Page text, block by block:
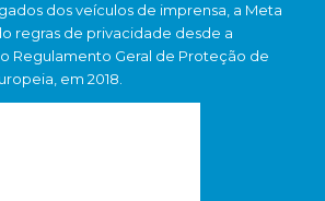
dos veículos de imprensa, a Meta
regras de privacidade desde a
Regulamento Geral de Proteção de
em 2018.